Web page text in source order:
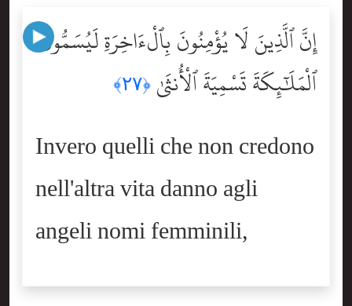
إِنَّ ٱلَّذِينَ لَا يُؤْمِنُونَ بِٱلْءَاخِرَةِ لَيُسَمُّونَ
ٱلْمَلَٰٓئِكَةَ تَسْمِيَةَ ٱلْأُنثَىٰ ﴿٢٧﴾
Invero quelli che non credono
nell'altra vita danno agli
angeli nomi femminili,